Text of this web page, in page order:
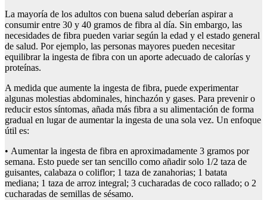
La mayoría de los adultos con buena salud deberían aspirar a
consumir entre 30 y 40 gramos de fibra al día. Sin embargo, las
necesidades de fibra pueden variar según la edad y el estado general
de salud. Por ejemplo, las personas mayores pueden necesitar
equilibrar la ingesta de fibra con un aporte adecuado de calorías y
proteínas.
A medida que aumente la ingesta de fibra, puede experimentar
algunas molestias abdominales, hinchazón y gases. Para prevenir o
reducir estos síntomas, añada más fibra a su alimentación de forma
gradual en lugar de aumentar la ingesta de una sola vez. Un enfoque
útil es:
• Aumentar la ingesta de fibra en aproximadamente 3 gramos por
semana. Esto puede ser tan sencillo como añadir solo 1/2 taza de
guisantes, calabaza o coliflor; 1 taza de zanahorias; 1 batata
mediana; 1 taza de arroz integral; 3 cucharadas de coco rallado; o 2
cucharadas de semillas de sésamo.